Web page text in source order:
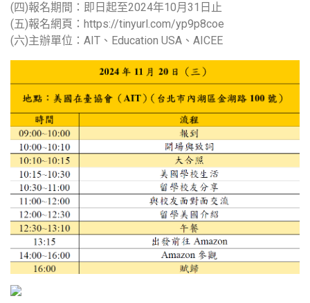
(四)報名期間：即日起至2024年10月31日止
(五)報名網頁：https://tinyurl.com/yp9p8coe
(六)主辦單位：AIT、Education USA、AICEE